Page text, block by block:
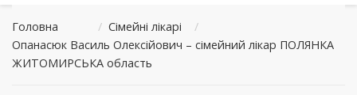
Головна / Сімейні лікарі
/
Опанасюк Василь Олексійович – сімейний лікар ПОЛЯНКА
ЖИТОМИРСЬКА область